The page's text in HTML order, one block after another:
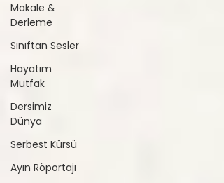
Makale &
Derleme
Sınıftan Sesler
Hayatım
Mutfak
Dersimiz
Dünya
Serbest Kürsü
Ayın Röportajı